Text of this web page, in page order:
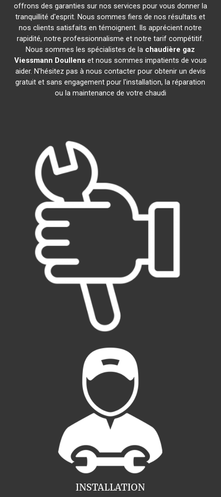
offrons des garanties sur nos services pour vous donner la
tranquillité d'esprit. Nous sommes fiers de nos résultats et
nos clients satisfaits en témoignent. Ils apprécient notre
rapidité, notre professionnalisme et notre tarif compétitif.
Nous sommes les spécialistes de la chaudière gaz
Viessmann Doullenset nous sommes impatients de vous
aider. N'hésitez pas à nous contacter pour obtenir un devis
gratuit et sans engagement pour l'installation, la réparation
ou la maintenance de votre chaudi
INSTALLATION